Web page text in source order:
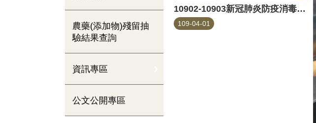
農藥(添加物)殘留抽
驗結果查詢
資訊專區
公文公開專區
10902-10903新冠肺炎防疫消毒-農產
109-04-01